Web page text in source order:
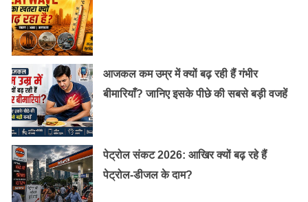
आजकल कम उम्र में क्यों बढ़ रही हैं गंभीर
बीमारियाँ? जानिए इसके पीछे की सबसे बड़ी वजहें
पेट्रोल संकट 2026: आखिर क्यों बढ़ रहे हैं
पेट्रोल-डीजल के दाम?